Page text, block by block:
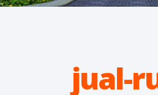
jual-